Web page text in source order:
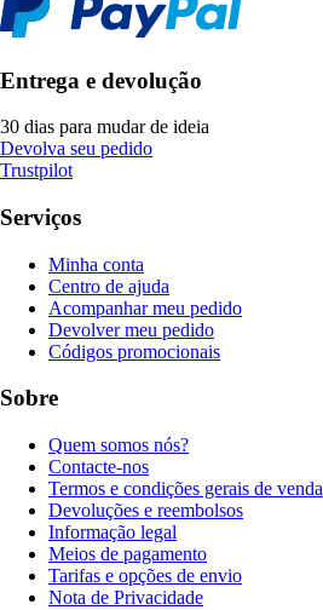
Entrega e devolução
30 dias para mudar de ideia
Devolva seu pedido
Trustpilot
Serviços
Minha conta
Centro de ajuda
Acompanhar meu pedido
Devolver meu pedido
Códigos promocionais
Sobre
Quem somos nós?
Contacte-nos
Termos e condições gerais de venda
Devoluções e reembolsos
Informação legal
Meios de pagamento
Tarifas e opções de envio
Nota de Privacidade